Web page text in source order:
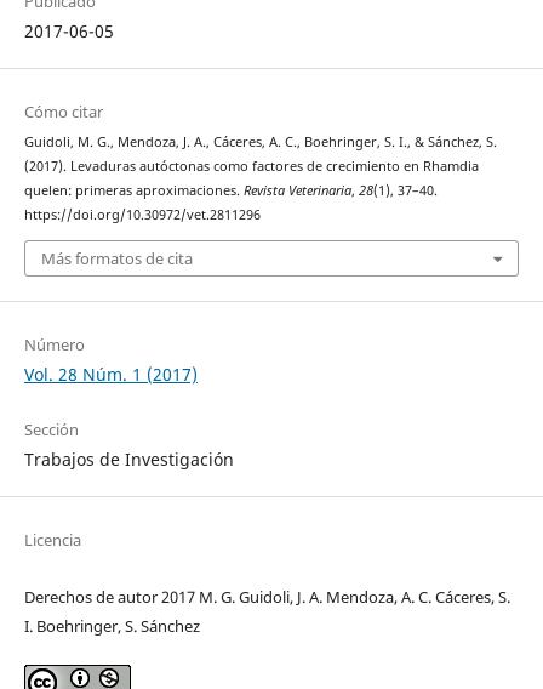
2017-06-05
Cómo citar
Guidoli, M. G., Mendoza, J. A., Cáceres, A. C., Boehringer, S. I., & Sánchez, S.
(2017). Levaduras autóctonas como factores de crecimiento en Rhamdia
quelen: primeras aproximaciones. Revista Veterinaria, 28(1), 37–40.
https://doi.org/10.30972/vet.2811296
Más formatos de cita
Número
Vol. 28 Núm. 1 (2017)
Sección
Trabajos de Investigación
Licencia
Derechos de autor 2017 M. G. Guidoli, J. A. Mendoza, A. C. Cáceres, S.
I. Boehringer, S. Sánchez